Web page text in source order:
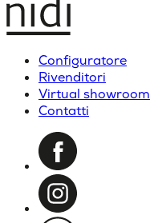
Configuratore
Rivenditori
Virtual showroom
Contatti